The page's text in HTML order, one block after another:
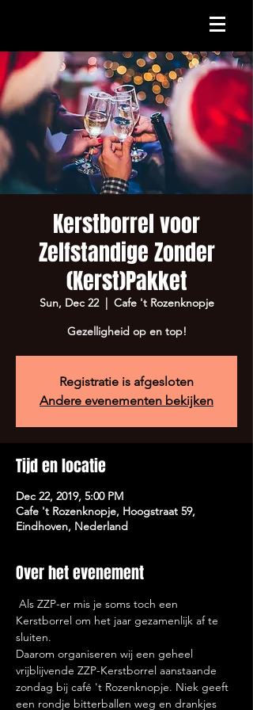
Kerstborrel voor
Zelfstandige Zonder
(Kerst)Pakket
Sun, Dec 22
  |
Cafe 't Rozenknopje
Gezelligheid op en top!
Registratie is afgesloten
Andere evenementen bekijken
Tijd en locatie
Dec 22, 2019, 5:00 PM
Cafe 't Rozenknopje, Hoogstraat 59,
Eindhoven, Nederland
Over het evenement
Als ZZP-er mis je soms toch een
Kerstborrel om het jaar gezamenlijk af te
sluiten.
Daarom organiseren wij een geheel
vrijblijvende ZZP-Kerstborrel aanstaande
zondag bij café 't Rozenknopje. Niek geeft
een rondje bitterballen weg en drankjes